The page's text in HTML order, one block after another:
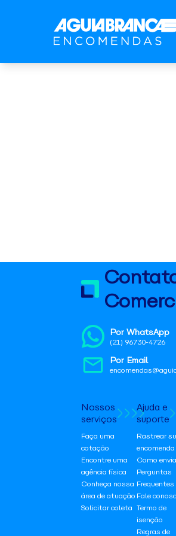
Por WhatsApp
(21) 96730-4726
Por Email
Nossos
serviços
Faça uma
cotação
Encontre uma
agência física
Conheça nossa
área de atuação
Solicitar coleta
Ajuda e
suporte
Rastrear
encomenda
Como
Perguntas
Frequentes
Fale
Termo de
isenção
Regras de